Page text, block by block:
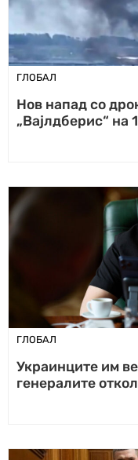
ГЛОБАЛ
Нов напад со
„Вајлдберис“ на
ГЛОБАЛ
Украинците им
генералите